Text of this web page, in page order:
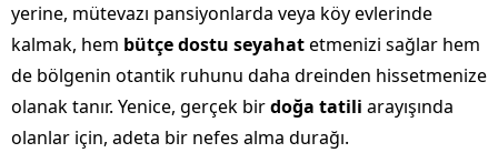
yerine, mütevazı pansiyonlarda veya köy evlerinde
kalmak, hem bütçe dostu seyahatetmenizi sağlar hem
de bölgenin otantik ruhunu daha dreinden hissetmenize
olanak tanır. Yenice, gerçek birdoğa tatili arayışında
olanlar için, adeta bir nefes alma durağı.